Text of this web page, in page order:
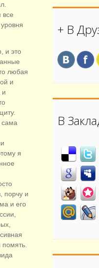
все
и это
любая
и
и
сама
я
порчу и
и его
+ В
В